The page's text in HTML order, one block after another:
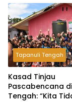
Tapanuli Tengah
Kasad Tinjau
Pascabencana
Tengah: “Kita